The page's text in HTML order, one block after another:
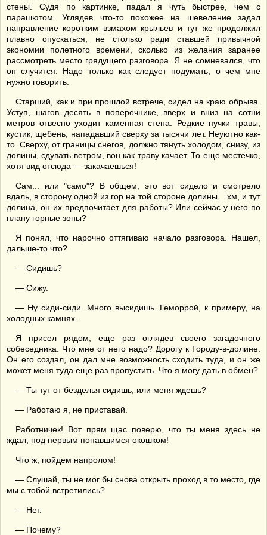
стены. Судя по картинке, падал я чуть быстрее, чем с
парашютом. Углядев что-то похожее на шевеление задал
направление коротким взмахом крыльев и тут же продолжил
плавно опускаться, не столько ради ставшей привычной
экономии полетного времени, сколько из желания заранее
рассмотреть место грядущего разговора. Я не сомневался, что
он случится. Надо только как следует подумать, о чем мне
нужно говорить.
Старший, как и при прошлой встрече, сидел на краю обрыва.
Уступ, шагов десять в поперечнике, вверх и вниз на сотни
метров отвесно уходит каменная стена. Редкие пучки травы,
кустик, щебень, нападавший сверху за тысячи лет. Неуютно как-
то. Сверху, от границы снегов, должно тянуть холодом, снизу, из
долины, сдувать ветром, вон как траву качает. То еще местечко,
хотя вид отсюда — закачаешься!
Сам... или "само"? В общем, это вот сидело и смотрело
вдаль, в сторону одной из гор на той стороне долины... хм, и тут
долина, он их предпочитает для работы? Или сейчас у него по
плану горные зоны?
Я понял, что нарочно оттягиваю начало разговора. Нашел,
дальше-то что?
— Сидишь?
— Сижу.
— Ну сиди-сиди. Много высидишь. Геморрой, к примеру, на
холодных камнях.
Я присел рядом, еще раз оглядев своего загадочного
собеседника. Что мне от него надо? Дорогу к Городу-в-долине.
Он его создал, он дал мне возможность сходить туда, и он же
может меня туда еще раз пропустить. Что я могу дать в обмен?
— Ты тут от безделья сидишь, или меня ждешь?
— Работаю я, не приставай.
Работничек! Вот прям щас поверю, что ты меня здесь не
ждал, под первым попавшимся окошком!
Что ж, пойдем напролом!
— Слушай, ты не мог бы снова открыть проход в то место, где
мы с тобой встретились?
— Нет.
— Почему?